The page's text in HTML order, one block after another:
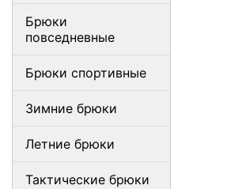
Брюки
повседневные
Брюки спортивные
Зимние брюки
Летние брюки
Тактические брюки